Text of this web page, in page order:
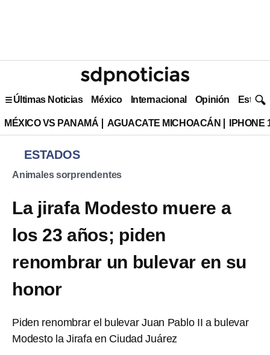
Últimas Noticias México Internacional Opinión Estilo
MÉXICO VS PANAMÁ AGUACATE MICHOACÁN IPHONE
ESTADOS
Animales sorprendentes
La jirafa Modesto muere a
los 23 años; piden
renombrar un bulevar en su
honor
Piden renombrar el bulevar Juan Pablo II a bulevar
Modesto la Jirafa en Ciudad Juárez